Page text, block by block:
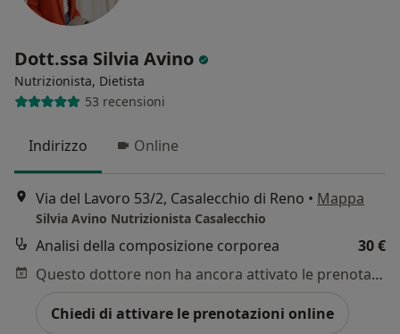
Dott.ssa Silvia Avino
Nutrizionista, Dietista
53 recensioni
Indirizzo Online
Via del Lavoro 53/2, Casalecchio di Reno • Mappa
Silvia Avino Nutrizionista Casalecchio
Analisi della composizione corporea
30 €
Questo dottore non ha ancora attivato le prenotazioni online presso questo indirizzo.
Chiedi di attivare le prenotazioni online